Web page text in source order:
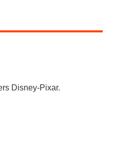
Disney-Pixar.